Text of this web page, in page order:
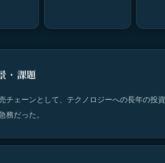
・課題
チェーンとして、テクノロジーへの長年の投
務だった。